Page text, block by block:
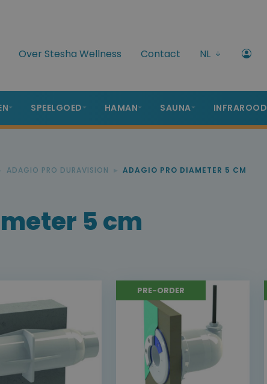
Over Stesha Wellness Contact NL
SPEELGOED HAMAN SAUNA INFRAROOD
ADAGIO PRO DURAVISION ADAGIO PRO DIAMETER 5 CM
5 cm
PRE-ORDER